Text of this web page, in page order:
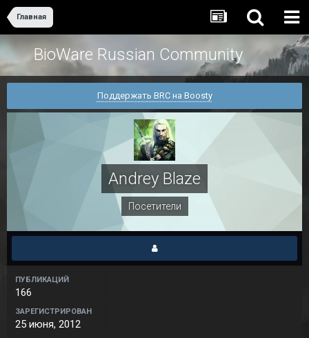
Главная
BioWare Russian Community
Поддержать BRC на Boosty
Andrey Blaze
Посетители
ПУБЛИКАЦИЙ
166
ЗАРЕГИСТРИРОВАН
25 июня, 2012